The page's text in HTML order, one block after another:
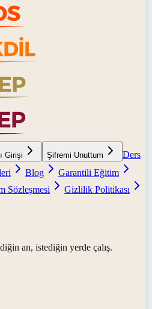
Girişi Şifremi Unuttum
Ders
Blog
Garantili Eğitim
Sözleşmesi
Gizlilik Politikası
an, istediğin yerde çalış.